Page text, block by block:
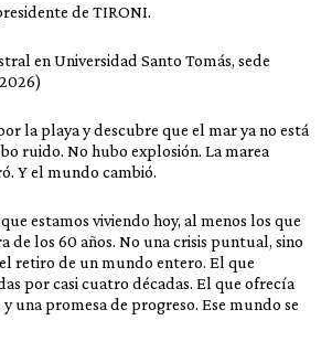
de TIRONI.
en Universidad Santo Tomás, sede
la playa y descubre que el mar ya no está
ruido. No hubo explosión. La marea
Y el mundo cambió.
que estamos viviendo hoy, al menos los que
de los 60 años. No una crisis puntual, sino
retiro de un mundo entero. El que
por casi cuatro décadas. El que ofrecía
una promesa de progreso. Ese mundo se